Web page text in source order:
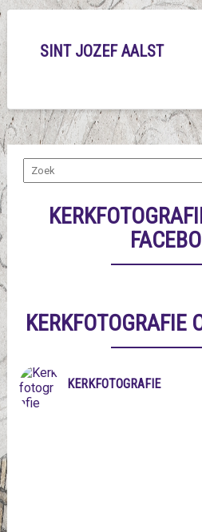
SINT JOZEF AALST
KERKFOTOGRAFIE
KERKFOTOGRAFIE